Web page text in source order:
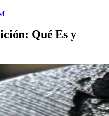
Qué Es y